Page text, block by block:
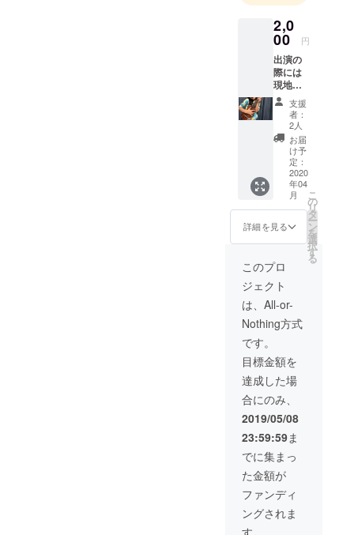
2,0
00 円
出演の
際には
現地で
の動画
と、9才
の娘よ
り、心
を込め
てお礼
のカー
ドを送
りたい
と思い
ます。
支援
者：
2人
お届
け予
定：
2020
年04
月
詳細を見る
こ
の
リ
タ
ー
ン
を
選
択
す
る
このプロ
ジェクト
は、All-or-
Nothing方式
です。
目標金額を
達成した場
合にのみ、
2019/05/08
23:59:59ま
でに集まっ
た金額が
ファンディ
ングされま
す。